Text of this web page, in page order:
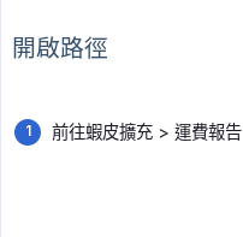
開啟路徑
前往蝦皮擴充 > 運費報告